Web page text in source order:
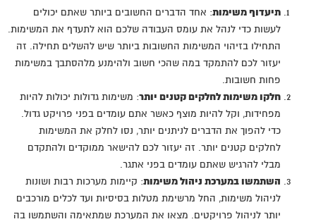
תיעדוף משימות: אחד הדברים החשובים ביותר שאתם יכולים
לעשות כדי לנהל את עומס העבודה שלכם הוא לתעדף את המשימות.
התחילו בזיהוי המשימות החשובות ביותר שיש להשלים תחילה. זה
יעזור לכם להתמקד במה שהכי חשוב ולהימנע מלהסתבך במשימות
פחות חשובות.
חלקו משימות לחלקים קטנים יותר: משימות גדולות יכולות להיות
מפחידות, וקל להיות מוצף כאשר אתם עומדים בפני פרויקט גדול.
כדי להפוך את הדברים לניתנים יותר, נסו לחלק את המשימות
לחלקים קטנים יותר. זה יעזור לכם להישאר ממוקדים ולהתקדם
מבלי להרגיש שאתם עומדים בפני אתגר.
השתמשו במערכת ניהול משימות: קיימות מערכות רבות ושונות
לניהול משימות, החל מרשימת מטלות בסיסיות ועד לכלים מורכבים
יותר לניהול פרויקטים. מצאו את המערכת שמתאימה והשתמשו בה